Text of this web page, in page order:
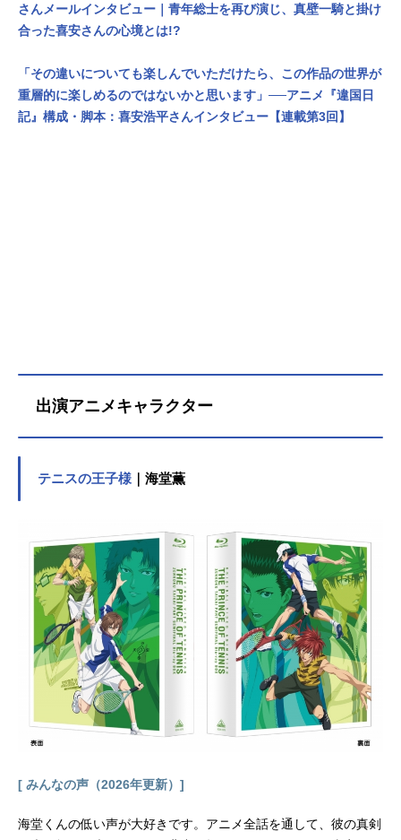
さんメールインタビュー｜青年総士を再び演じ、真壁一騎と掛け
合った喜安さんの心境とは!?
「その違いについても楽しんでいただけたら、この作品の世界が
重層的に楽しめるのではないかと思います」──アニメ『違国日
記』構成・脚本：喜安浩平さんインタビュー【連載第3回】
出演アニメキャラクター
テニスの王子様 ｜海堂薫
[ みんなの声（2026年更新）]
海堂くんの低い声が大好きです。アニメ全話を通して、彼の真剣